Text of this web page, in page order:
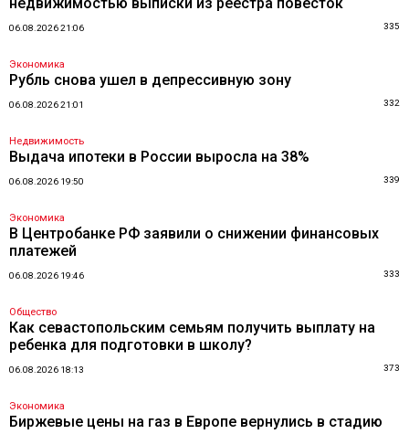
06.08.2026 21:06 335
Экономика
Рубль снова ушел в депрессивную зону
06.08.2026 21:01 332
Недвижимость
Выдача ипотеки в России выросла на 38%
06.08.2026 19:50 339
Экономика
В Центробанке РФ заявили о снижении финансовых
платежей
06.08.2026 19:46 333
Общество
Как севастопольским семьям получить выплату на
ребенка для подготовки в школу?
06.08.2026 18:13 373
Экономика
Биржевые цены на газ в Европе вернулись в стадию